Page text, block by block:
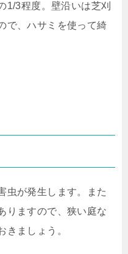
1/3程度。壁沿いは芝刈
で、ハサミを使って綺
虫が発生します。また
りますので、狭い庭な
きましょう。